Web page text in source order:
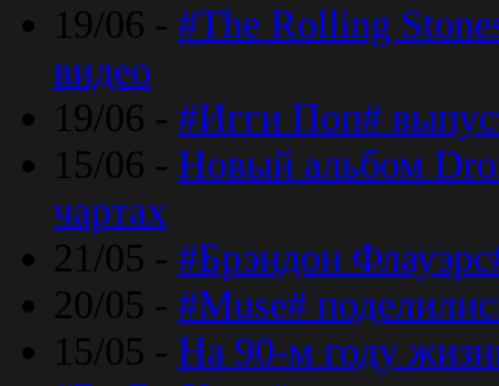
19/06 - #The Rolling
видео
19/06 - #Игги Поп#
15/06 - Новый альбом
чартах
21/05 - #Брэндон
20/05 - #Muse#
15/05 - На 90-м году